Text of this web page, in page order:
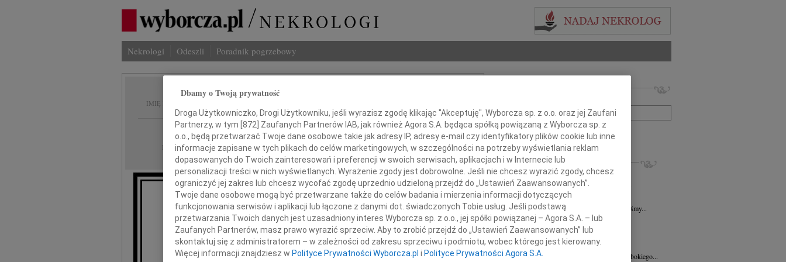
Nekrologi Odeszli Poradnik pogrzebowy
IMIĘ I NAZWISKO: Jarosław Moryson
REGION: Poznań
DATA EMISJI: 03.08.2012
Małżonce
Hance
i Jej Dzieciom
Szukaj nekrologów i wspomnień
+ szukanie zaawansowane
INNE NEKROLOGI
Tadeusz Kotłowski 06.08.2026Poznań
W dniu 3 sierpnia 2026 roku zmarł prof. dr...
Henryk Paplaczyk 06.08.2026
Z głębokim smutkiem i poruszeniem przyjęliśmy...
Henryk Paplaczyk06.08.2026Poznań
Z głębokim smutkiem i żalem przyjęliśmy...
05.08.2026Poznań
Adw. Mariuszowi Paplaczykowi wyrazy głębokiego...
Dbamy o Twoją prywatność
Droga Użytkowniczko, Drogi Użytkowniku, jeśli wyrazisz zgodę klikając "Akceptuję", Wyborcza sp. z o.o. oraz jej Zaufani
Partnerzy, w tym [ 872 ] Zaufanych Partnerów IAB, jak również Agora S.A. będąca spółką powiązaną z Wyborcza sp. z
o.o., będą przetwarzać Twoje dane osobowe takie jak adresy IP, adresy e-mail czy identyfikatory plików cookie lub inne
informacje zapisane w tych plikach do celów marketingowych, w szczególności na potrzeby wyświetlania reklam
dopasowanych do Twoich zainteresowań i preferencji w swoich serwisach, aplikacjach i w Internecie lub
personalizacji treści w nich wyświetlanych. Wyrażenie zgody jest dobrowolne. Jeśli nie chcesz wyrazić zgody, chcesz
ograniczyć jej zakres lub chcesz wycofać zgodę uprzednio udzieloną przejdź do „Ustawień Zaawansowanych”.
Twoje dane osobowe mogą być przetwarzane także do celów badania i mierzenia informacji dotyczących
funkcjonowania serwisów i aplikacji lub łączone z danymi dot. świadczonych Tobie usług. Jeśli podstawą
przetwarzania Twoich danych jest uzasadniony interes Wyborcza sp. z o.o., jej spółki powiązanej – Agora S.A. – lub
Zaufanych Partnerów, masz prawo wyrazić sprzeciw. Aby to zrobić przejdź do „Ustawień Zaawansowanych” lub
skontaktuj się z administratorem – w zależności od zakresu sprzeciwu i podmiotu, wobec którego jest kierowany.
Więcej informacji znajdziesz w Polityce Prywatności Wyborcza.pl i Polityce Prywatności Agora S.A.